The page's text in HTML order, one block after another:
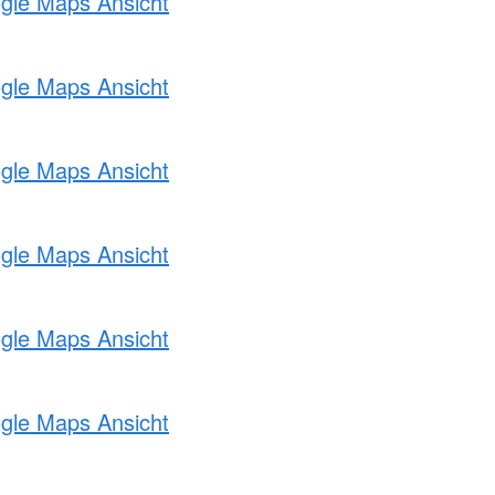
Maps Ansicht
Maps Ansicht
Maps Ansicht
Maps Ansicht
Maps Ansicht